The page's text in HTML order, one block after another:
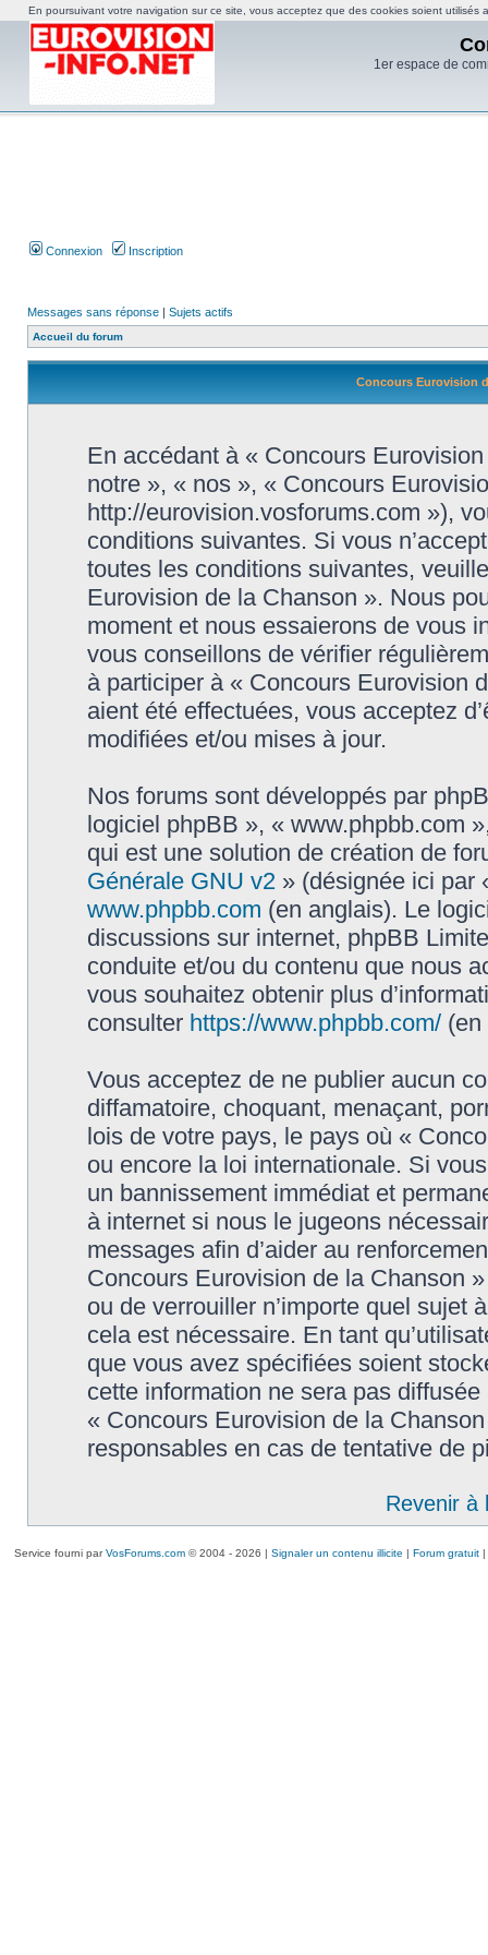
1er espace de
Connexion Inscription
Messages sans réponse | Sujets actifs
Accueil du forum
Concours Eurovision
En accédant à « Concours
notre », « nos », « Concours
http://eurovision.vosforums.com »),
conditions suivantes. Si vous
toutes les conditions suivantes,
Eurovision de la Chanson ». Nous
moment et nous essaierons de vous
vous conseillons de vérifier
à participer à « Concours Eurovision
aient été effectuées, vous acceptez
modifiées et/ou mises à jour.
Nos forums sont développés par
logiciel phpBB », « www.phpbb.com
qui est une solution de création de
Générale GNU v2 » (désignée ici par
www.phpbb.com (en anglais). Le
discussions sur internet, phpBB
conduite et/ou du contenu que nous
vous souhaitez obtenir plus
consulter https://www.phpbb.com/ (en
Vous acceptez de ne publier aucun
diffamatoire, choquant, menaçant,
lois de votre pays, le pays où «
ou encore la loi internationale. Si
un bannissement immédiat et
à internet si nous le jugeons
messages afin d’aider au
Concours Eurovision de la Chanson
ou de verrouiller n’importe quel sujet
cela est nécessaire. En tant
que vous avez spécifiées soient
cette information ne sera pas
« Concours Eurovision de la
responsables en cas de tentative de
Revenir à
Service fourni parVosForums.com© 2004 - 2026 | Signaler un contenu illicite | Forum gratuit|
En poursuivant votre navigation sur ce site, vous acceptez que des cookies soient